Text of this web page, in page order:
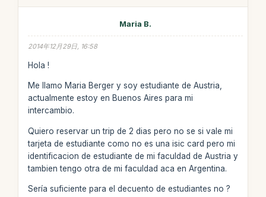
Maria B.
2014年12月29日, 16:58
Hola !
Me llamo Maria Berger y soy estudiante de Austria,
actualmente estoy en Buenos Aires para mi
intercambio.
Quiero reservar un trip de 2 dias pero no se si vale mi
tarjeta de estudiante como no es una isic card pero mi
identificacion de estudiante de mi faculdad de Austria y
tambien tengo otra de mi faculdad aca en Argentina.
Sería suficiente para el decuento de estudiantes no ?